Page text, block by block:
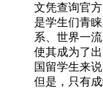
文凭查询官方
是学生们青
系、世界一
使其成为了
国留学生来
但是，只有